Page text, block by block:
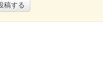
稿する